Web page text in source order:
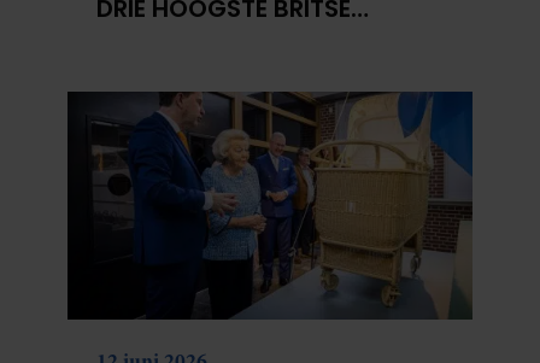
DRIE HOOGSTE BRITSE